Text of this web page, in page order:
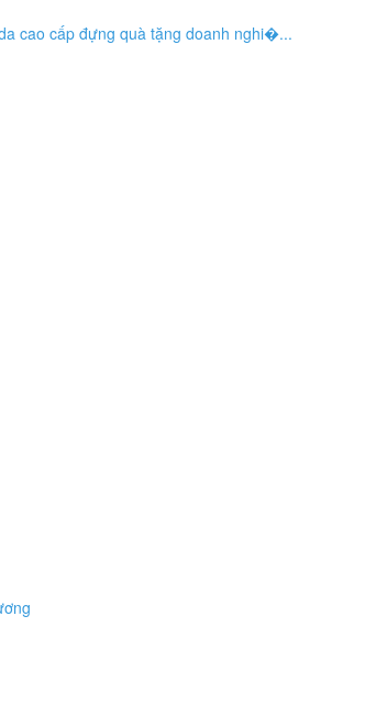
cao cấp đựng quà tặng doanh nghi�...